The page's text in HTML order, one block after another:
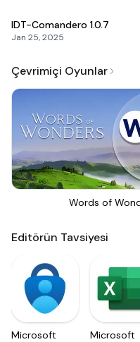
IDT-Comandero 1.0.7
Jan 25, 2025
Çevrimiçi Oyunlar
Words of
Editörün Tavsiyesi
Microsoft
Microsoft